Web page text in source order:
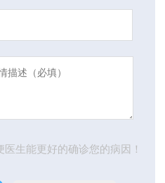
生能更好的确诊您的病因！